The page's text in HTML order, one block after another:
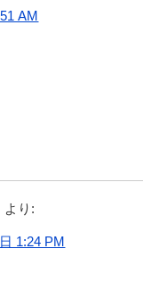
AM
より:
1:24 PM